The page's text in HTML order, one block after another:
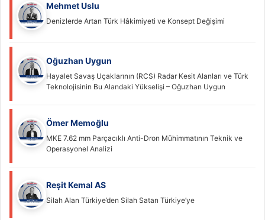
Mehmet Uslu
Denizlerde Artan Türk Hâkimiyeti ve Konsept Değişimi
Oğuzhan Uygun
Hayalet Savaş Uçaklarının (RCS) Radar Kesit Alanları ve Türk
Teknolojisinin Bu Alandaki Yükselişi – Oğuzhan Uygun
Ömer Memoğlu
MKE 7.62 mm Parçacıklı Anti-Dron Mühimmatının Teknik ve
Operasyonel Analizi
Reşit Kemal AS
Silah Alan Türkiye’den Silah Satan Türkiye’ye